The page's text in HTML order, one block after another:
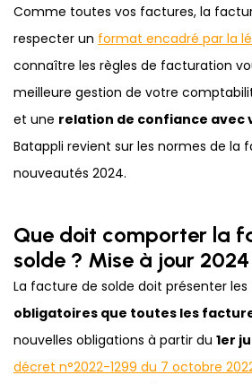
Comme toutes vos factures, la
respecter un format encadré par la
connaître les règles de facturation
meilleure gestion de votre
et une relation de confiance avec
Batappli revient sur les normes de la
nouveautés 2024.
Que doit comporter la
solde ? Mise à jour 2024
La facture de solde doit présenter les
obligatoires que toutes les
nouvelles obligations à partir du 1er
décret n°2022-1299 du 7 octobre